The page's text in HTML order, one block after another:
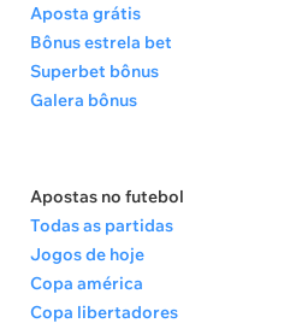
Aposta grátis
Bônus estrela bet
Superbet bônus
Galera bônus
Apostas no futebol
Todas as partidas
Jogos de hoje
Copa américa
Copa libertadores